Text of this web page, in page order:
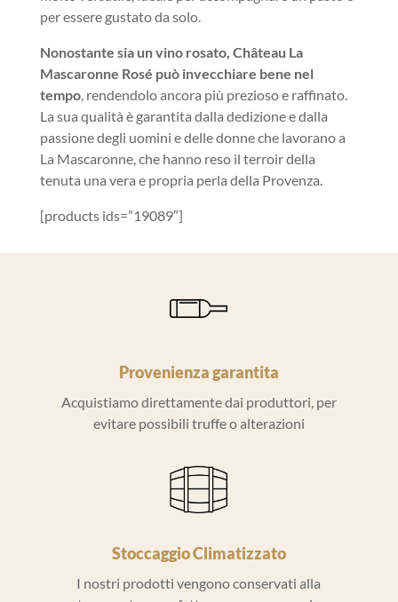
per essere gustato da solo.
Nonostante sia un vino rosato, Château La
Mascaronne Rosé può invecchiare bene nel
tempo, rendendolo ancora più prezioso e raffinato.
La sua qualità è garantita dalla dedizione e dalla
passione degli uomini e delle donne che lavorano a
La Mascaronne, che hanno reso il terroir della
tenuta una vera e propria perla della Provenza.
[products ids=”19089″]
Provenienza garantita
Acquistiamo direttamente dai produttori, per
evitare possibili truffe o alterazioni
Stoccaggio Climatizzato
I nostri prodotti vengono conservati alla